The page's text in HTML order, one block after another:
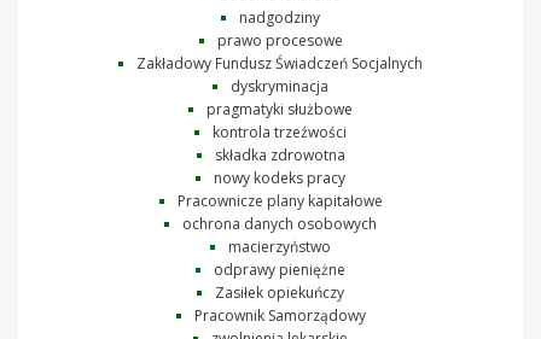
nadgodziny
prawo procesowe
Zakładowy Fundusz Świadczeń Socjalnych
dyskryminacja
pragmatyki służbowe
kontrola trzeźwości
składka zdrowotna
nowy kodeks pracy
Pracownicze plany kapitałowe
ochrona danych osobowych
macierzyństwo
odprawy pieniężne
Zasiłek opiekuńczy
Pracownik Samorządowy